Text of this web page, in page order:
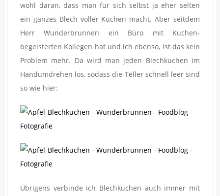
wohl daran, dass man für sich selbst ja eher selten
ein ganzes Blech voller Kuchen macht. Aber seitdem
Herr Wunderbrunnen ein Büro mit Kuchen-
begeisterten Kollegen hat und ich ebenso, ist das kein
Problem mehr. Da wird man jeden Blechkuchen im
Handumdrehen los, sodass die Teller schnell leer sind
so wie hier:
Übrigens verbinde ich Blechkuchen auch immer mit